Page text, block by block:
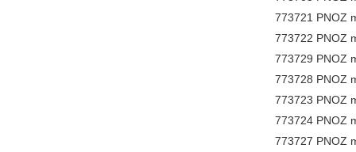
773721 PNOZ
773722 PNOZ
773729 PNOZ
773728 PNOZ
773723 PNOZ
773724 PNOZ
773727 PNOZ